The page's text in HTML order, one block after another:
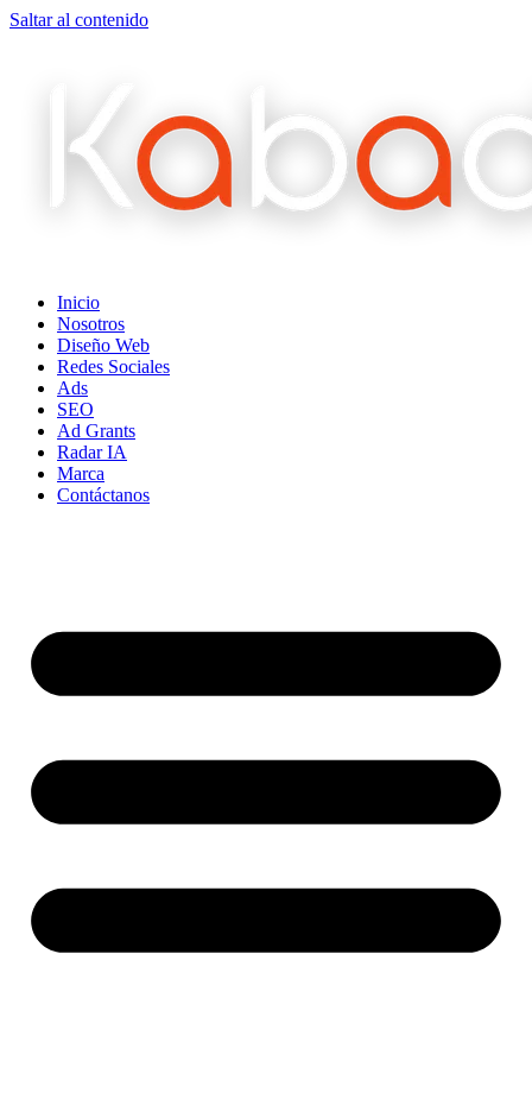
Saltar al contenido
Inicio
Nosotros
Diseño Web
Redes Sociales
Ads
SEO
Ad Grants
Radar IA
Marca
Contáctanos